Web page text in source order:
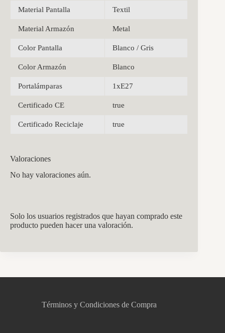
Material Pantalla Textil
Material Armazón Metal
Color Pantalla Blanco / Gris
Color Armazón Blanco
Portalámparas 1xE27
Certificado CE true
Certificado Reciclaje true
Valoraciones
No hay valoraciones aún.
Solo los usuarios registrados que hayan comprado este
producto pueden hacer una valoración.
Términos y Condiciones de Compra
Asistente virtual · En línea